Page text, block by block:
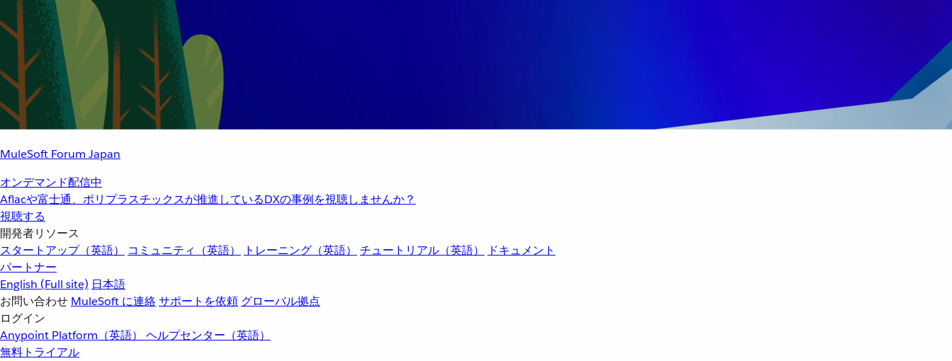
MuleSoft Forum Japan
オンデマンド配信中
Aflacや富士通、ポリプラスチックスが推進しているDXの事例を視聴しませんか？
視聴する
開発者リソース
スタートアップ（英語）
コミュニティ（英語） トレーニング（英語） チュートリアル（英語）
ドキュメント
パートナー
English (Full site) 日本語
お問い合わせ MuleSoft に連絡サポートを依頼 グローバル拠点
ログイン
Anypoint Platform（英語） ヘルプセンター（英語）
無料トライアル